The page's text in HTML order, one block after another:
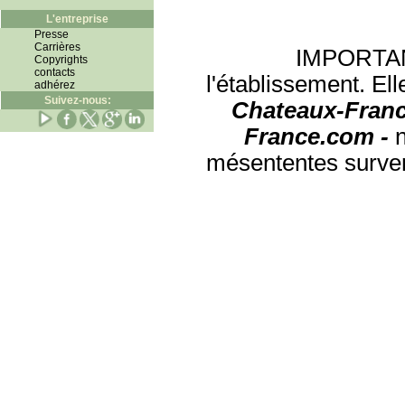
L'entreprise
Presse
Carrières
Copyrights
contacts
adhérez
Suivez-nous:
l'établissement.
Chateaux-
France.com -
mésententes